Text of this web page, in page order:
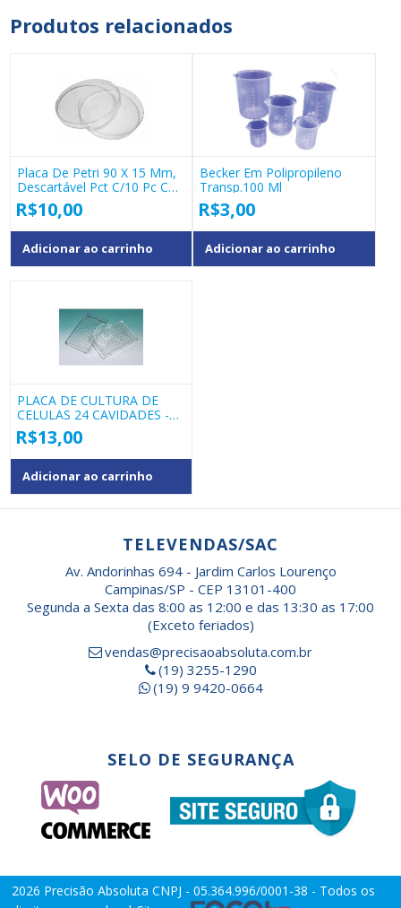
Produtos relacionados
Placa De Petri 90 X 15 Mm,
Descartável Pct C/10 Pc Cod
18249
R$10,00
Adicionar ao carrinho
Becker Em Polipropileno
Transp.100 Ml
R$3,00
Adicionar ao carrinho
PLACA DE CULTURA DE
CELULAS 24 CAVIDADES -
WD11
R$13,00
Adicionar ao carrinho
TELEVENDAS/SAC
Av. Andorinhas 694 - Jardim Carlos Lourenço
Campinas/SP - CEP 13101-400
Segunda a Sexta das 8:00 as 12:00 e das 13:30 as 17:00
(Exceto feriados)
vendas@precisaoabsoluta.com.br
(19) 3255-1290
(19) 9 9420-0664
SELO DE SEGURANÇA
2026 Precisão AbsolutaCNPJ - 05.364.996/0001-38 - Todos os